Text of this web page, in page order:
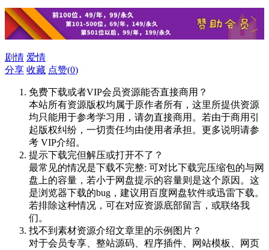
剧情 爱情
分享 收藏 点赞(0)
免费下载或者VIP会员资源能否直接商用？
本站所有资源版权均属于原作者所有，这里所提供资源
均只能用于参考学习用，请勿直接商用。若由于商用引
起版权纠纷，一切责任均由使用者承担。更多说明请参
考 VIP介绍。
提示下载完但解压或打开不了？
最常见的情况是下载不完整: 可对比下载完压缩包的与网
盘上的容量，若小于网盘提示的容量则是这个原因。这
是浏览器下载的bug，建议用百度网盘软件或迅雷下载。
若排除这种情况，可在对应资源底部留言，或联络我
们。
找不到素材资源介绍文章里的示例图片？
对于会员专享、整站源码、程序插件、网站模板、网页